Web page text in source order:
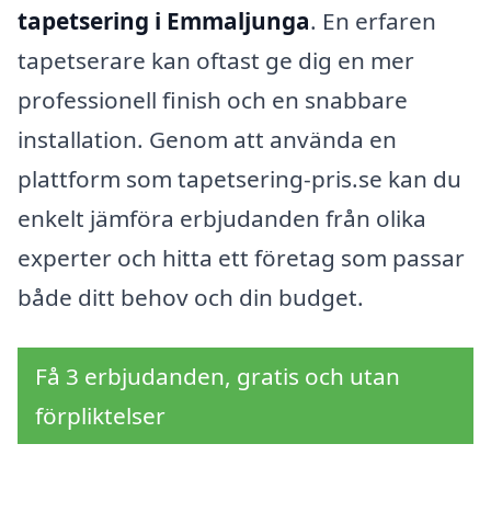
tapetsering i Emmaljunga. En erfaren
tapetserare kan oftast ge dig en mer
professionell finish och en snabbare
installation. Genom att använda en
plattform som tapetsering-pris.se kan du
enkelt jämföra erbjudanden från olika
experter och hitta ett företag som passar
både ditt behov och din budget.
Få 3 erbjudanden, gratis och utan
förpliktelser